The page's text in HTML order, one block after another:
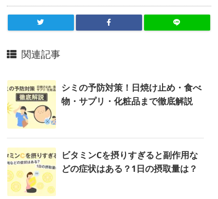
リ
ッ
ド
C
フ
イ
ス」
糖
化
ケ
ア
関連記事
シミの予防対策！日焼け止め・食べ
物・サプリ・化粧品まで徹底解説
ビタミンCを摂りすぎると副作用な
どの症状はある？1日の摂取量は？